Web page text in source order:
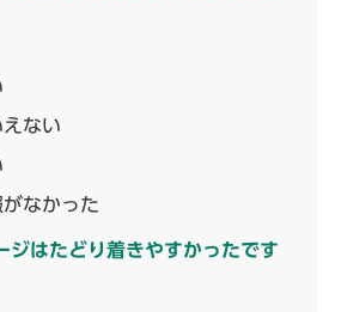
ない
なかった
ジはたどり着きやすかったです